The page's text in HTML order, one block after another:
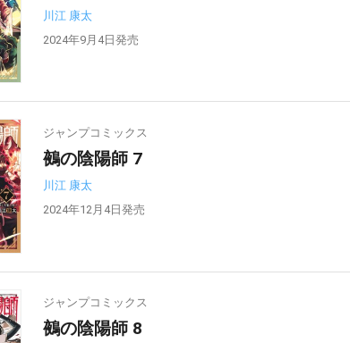
川江 康太
2024年9月4日発売
ジャンプコミックス
鵺の陰陽師 7
川江 康太
2024年12月4日発売
ジャンプコミックス
鵺の陰陽師 8